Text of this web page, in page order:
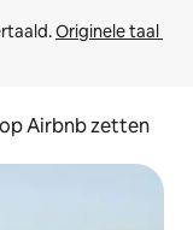
Originele taal
Airbnb zetten